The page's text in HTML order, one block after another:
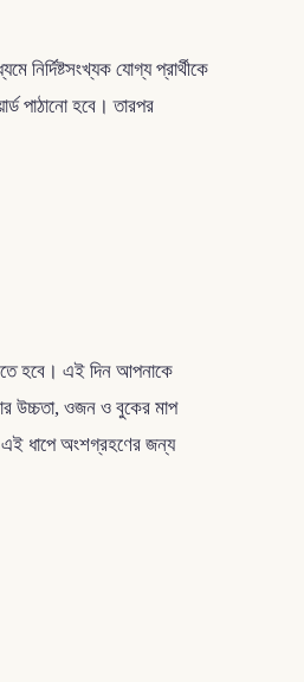
নির্দিষ্টসংখ্যক যোগ্য প্রার্থীকে
পাঠানো হবে। তারপর
হবে। এই দিন আপনাকে
উচ্চতা, ওজন ও বুকের মাপ
এই ধাপে অংশগ্রহণের জন্য